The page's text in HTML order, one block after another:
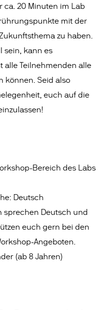
ca. 20 Minuten im Lab
mit der
zu haben.
sein, kann es
alle Teilnehmenden alle
können. Seid also
euch auf die
Bereich des Labs
Deutsch
sprechen Deutsch und
euch gern bei den
Angeboten.
(ab 8 Jahren)